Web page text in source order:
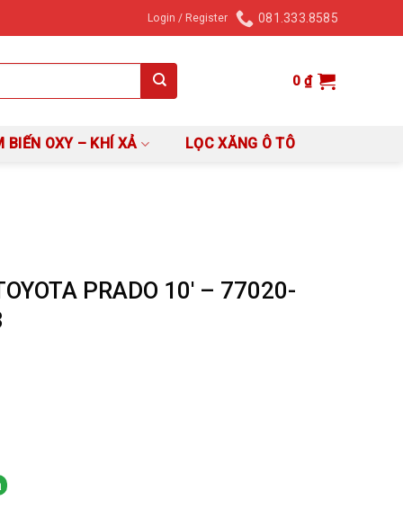
Login / Register 081.333.8585
0₫
BIẾN OXY – KHÍ XẢ LỌC XĂNG Ô TÔ
PRADO 10′ – 77020-